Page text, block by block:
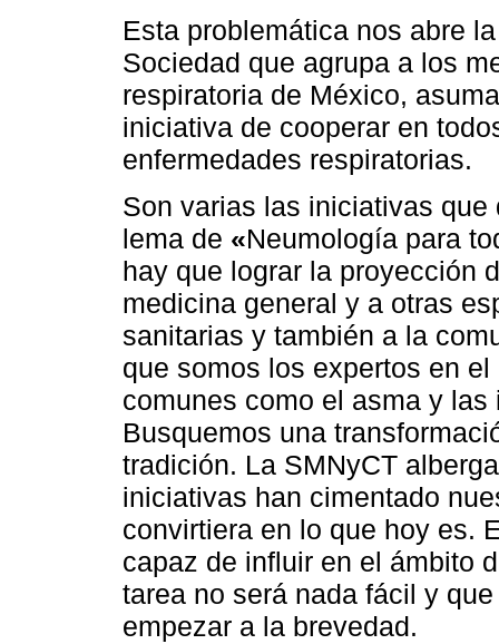
Esta problemática nos abre
Sociedad que agrupa a los
respiratoria de México,
iniciativa de cooperar en
enfermedades respiratorias.
Son varias las iniciativas
lema de «Neumología para
hay que lograr la proyección
medicina general y a otras
sanitarias y también a la
que somos los expertos en
comunes como el asma y
Busquemos una
tradición. La SMNyCT
iniciativas han cimentado
convirtiera en lo que hoy es.
capaz de influir en el ámbito
tarea no será nada fácil y
empezar a la brevedad.